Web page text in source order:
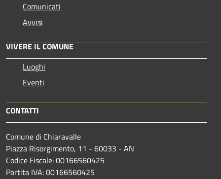
Comunicati
Avvisi
VIVERE IL COMUNE
Luoghi
Eventi
CONTATTI
Comune di Chiaravalle
Piazza Risorgimento, 11 - 60033 - AN
Codice Fiscale: 00166560425
Partita IVA: 00166560425